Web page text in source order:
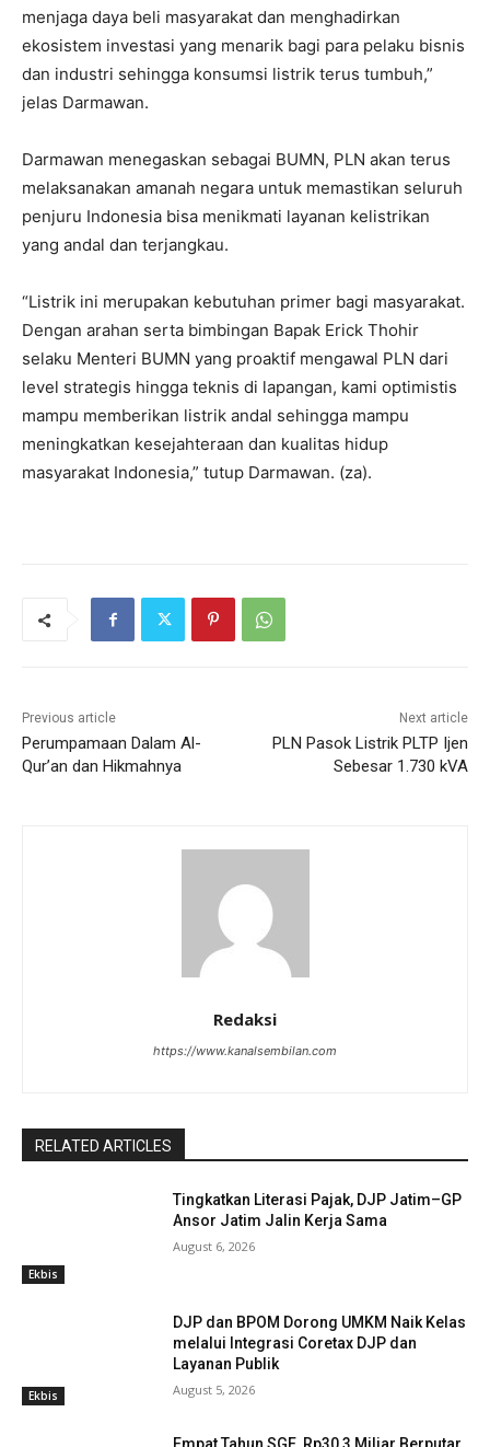
menjaga daya beli masyarakat dan menghadirkan
ekosistem investasi yang menarik bagi para pelaku bisnis
dan industri sehingga konsumsi listrik terus tumbuh,”
jelas Darmawan.
Darmawan menegaskan sebagai BUMN, PLN akan terus
melaksanakan amanah negara untuk memastikan seluruh
penjuru Indonesia bisa menikmati layanan kelistrikan
yang andal dan terjangkau.
“Listrik ini merupakan kebutuhan primer bagi masyarakat.
Dengan arahan serta bimbingan Bapak Erick Thohir
selaku Menteri BUMN yang proaktif mengawal PLN dari
level strategis hingga teknis di lapangan, kami optimistis
mampu memberikan listrik andal sehingga mampu
meningkatkan kesejahteraan dan kualitas hidup
masyarakat Indonesia,” tutup Darmawan. (za).
Previous article
Perumpamaan Dalam Al-
Qur’an dan Hikmahnya
Next article
PLN Pasok Listrik PLTP Ijen
Sebesar 1.730 kVA
Redaksi
https://www.kanalsembilan.com
RELATED ARTICLES
Ekbis
Tingkatkan Literasi Pajak, DJP Jatim–GP
Ansor Jatim Jalin Kerja Sama
August 6, 2026
Ekbis
DJP dan BPOM Dorong UMKM Naik Kelas
melalui Integrasi Coretax DJP dan
Layanan Publik
August 5, 2026